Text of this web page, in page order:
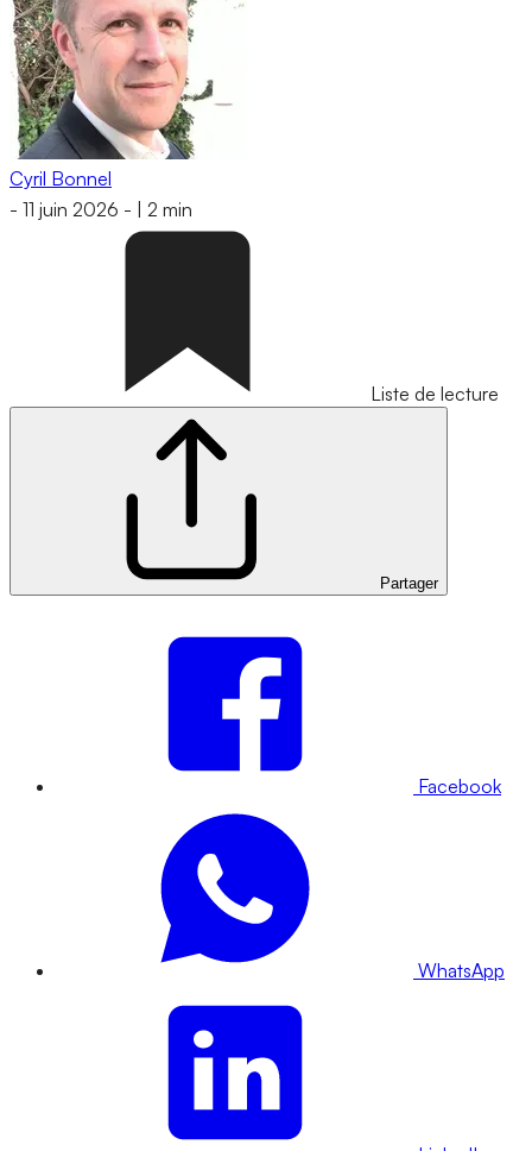
Cyril Bonnel
- 11 juin 2026 - 2 min
Liste de lecture
Partager
Facebook
WhatsApp